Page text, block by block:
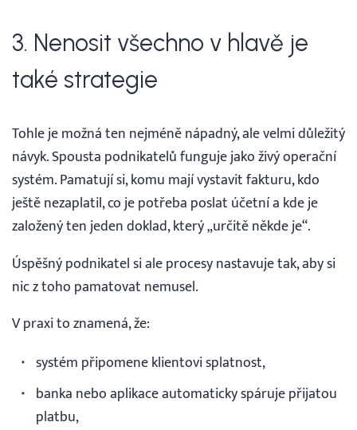
3. Nenosit všechno v hlavě je
také strategie
Tohle je možná ten nejméně nápadný, ale velmi důležitý
návyk. Spousta podnikatelů funguje jako živý operační
systém. Pamatují si, komu mají vystavit fakturu, kdo
ještě nezaplatil, co je potřeba poslat účetní a kde je
založený ten jeden doklad, který „určitě někde je“.
Úspěšný podnikatel si ale procesy nastavuje tak, aby si
nic z toho pamatovat nemusel.
V praxi to znamená, že:
systém připomene klientovi splatnost,
banka nebo aplikace automaticky spáruje přijatou
platbu,